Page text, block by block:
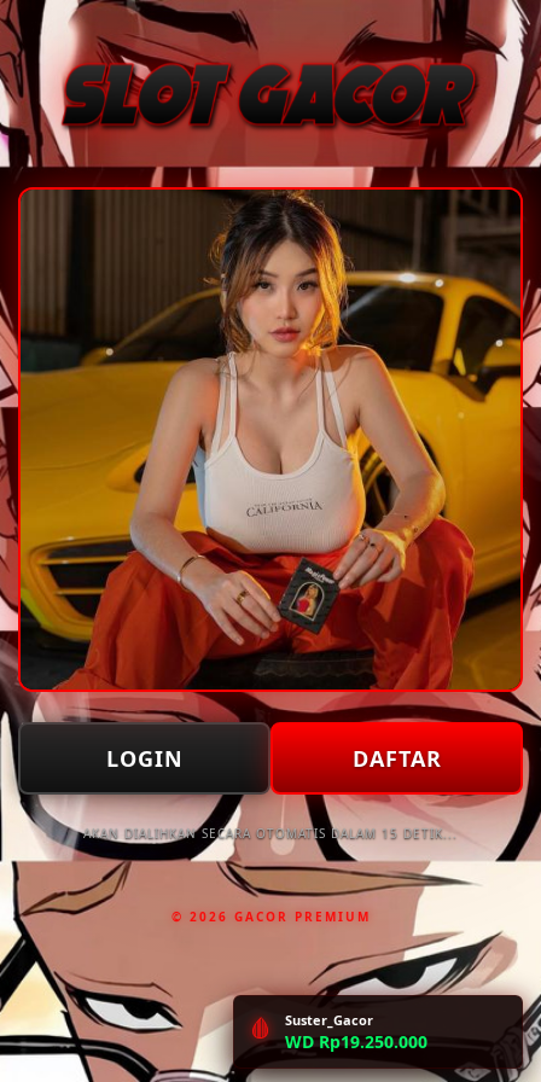
🩸 WD Rp19.250.000
LOGIN DAFTAR
AKAN DIALIHKAN SECARA OTOMATIS DALAM 15 DETIK...
© 2026 GACOR PREMIUM